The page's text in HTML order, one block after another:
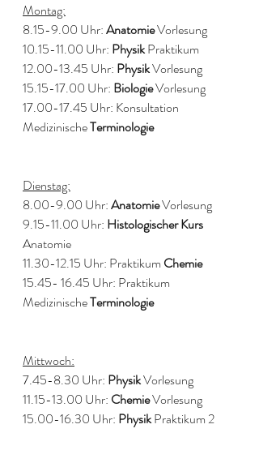
Montag:
8.15-9.00 Uhr: Anatomie Vorlesung
10.15-11.00 Uhr: Physik Praktikum
12.00-13.45 Uhr: Physik Vorlesung
15.15-17.00 Uhr: Biologie Vorlesung
17.00-17.45 Uhr: Konsultation
Medizinische Terminologie
Dienstag:
8.00-9.00 Uhr: Anatomie Vorlesung
9.15-11.00 Uhr: Histologischer Kurs
Anatomie
11.30-12.15 Uhr: Praktikum Chemie
15.45- 16.45 Uhr: Praktikum
Medizinische Terminologie
Mittwoch:
7.45-8.30 Uhr: Physik Vorlesung
11.15-13.00 Uhr: Chemie Vorlesung
15.00-16.30 Uhr: Physik Praktikum 2